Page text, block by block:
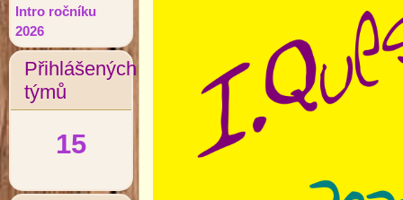
Intro ročníku
2026
Přihlášených
týmů
15